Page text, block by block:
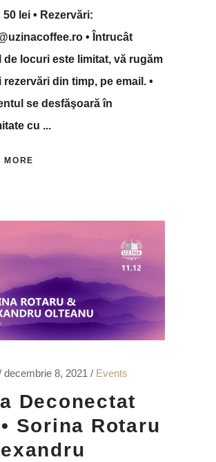
50 lei • Rezervări:
• Întrucât
de locuri este limitat, vă rugăm
rezervări din timp, pe email. •
se desfăşoară în
cu
MORE
decembrie 8, 2021 Events
Deconectat
Sorina Rotaru